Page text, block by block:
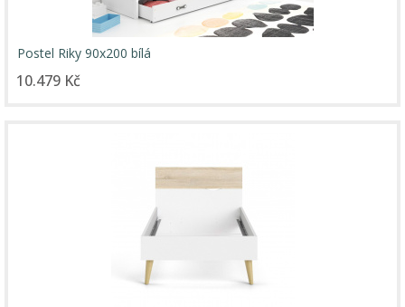
Postel Riky 90x200 bílá
10.479 Kč